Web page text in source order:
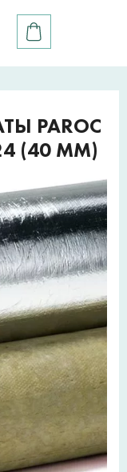
PAROC
(40 ММ)